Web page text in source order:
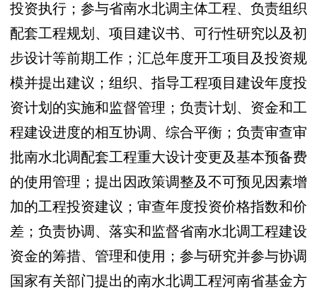
投资执行；参与省南水北调主体工程、负责组织
配套工程规划、项目建议书、可行性研究以及初
步设计等前期工作；汇总年度开工项目及投资规
模并提出建议；组织、指导工程项目建设年度投
资计划的实施和监督管理；负责计划、资金和工
程建设进度的相互协调、综合平衡；负责审查审
批南水北调配套工程重大设计变更及基本预备费
的使用管理；提出因政策调整及不可预见因素增
加的工程投资建议；审查年度投资价格指数和价
差；负责协调、落实和监督省南水北调工程建设
资金的筹措、管理和使用；参与研究并参与协调
国家有关部门提出的南水北调工程河南省基金方